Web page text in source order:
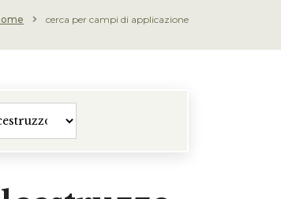
cerca per campi di applicazione